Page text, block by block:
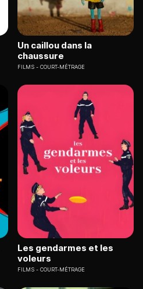
Un caillou dans la
chaussure
FILMS COURT-MÉTRAGE
Les gendarmes et les
voleurs
FILMS COURT-MÉTRAGE